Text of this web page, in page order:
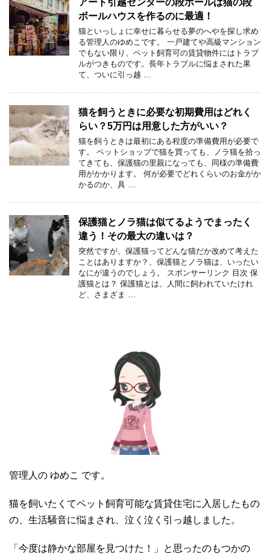
アート引越センターの段ボールは猫の段
ボールハウスを作るのに最適！
猫といっしょに幸せに暮らせる夢のへやを探し求め
る管理人のゆめこです。 一戸建てや高級マンション
でもない限り、ペット飼育可の賃貸物件にはトラブ
ルがつきものです。長年トラブルに悩まされた果
て、ついに引っ越 …
猫を飼うときに必要な初期費用はどれく
らい？5万円は用意した方がいい？
猫を飼うときは最初にある程度の準備費用が必要で
す。 ペットショップで猫を買っても、ノラ猫を拾っ
てきても、保護猫の里親になっても、同様の準備費
用がかかります。 何が必要でどれくらいのお金がか
かるのか、具 …
保護猫とノラ猫は似てるようでまったく
違う！その最大の違いは？
突然ですが、保護猫ってどんな猫だか改めて考えた
ことはありますか？、保護猫とノラ猫は、いったい
なにが違うのでしょう。 スポンサーリンク 目次 保
護猫とは？ 保護猫とは、人間に飼われていたけれ
ど、さまざま …
管理人の ゆめこ です。
猫を飼いたくてペット飼育可能な賃貸住宅に入居したもの
の、生活騒音に悩まされ、泣く泣く引っ越しました。
「今度は静かな部屋を見つけた！」と思ったのもつかの